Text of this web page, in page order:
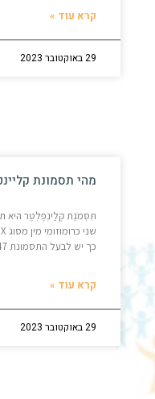
קרא עוד »
29 באוקטובר 2023
מהי תסמונת
תִּסְמֹנֶת קְלַינְפֶלְטֶר היא
כך יש לבעל התסמונת 47 כרומוזומים, במקום 46. התסמונת
קרא עוד »
29 באוקטובר 2023